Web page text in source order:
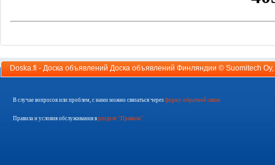
Doska.fi - Доска объявлений Доска объявлений Финляндии © Suomitech Oy
В случае вопросов или проблем, с нами можно связаться через форму обратной связи
Правила и условия обслуживания в разделе "Правила"